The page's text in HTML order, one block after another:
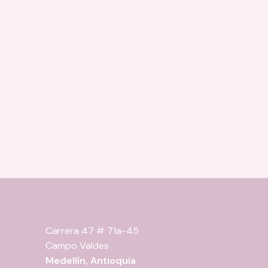
Carrera 47 # 71a-45
Campo Valdes
Medellín, Antioquia